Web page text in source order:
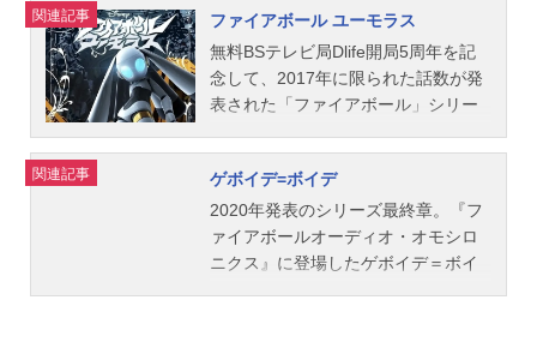
督：荒川航メカニカル・キャラクタ
ーデザイン：柳瀬敬之公開開始年＆
季節2008春アニメ(C)Dlife、(C)Disne
y『ファイアボール』公式Twitter
ァイアボールチャーミング放送形態T
Vアニメシリーズファイアボールスケ
ジュール2011年4月4日（月）～2011
年4月25日（月）TOKYOMXほか話数
雪ゲデヒトニス：大川透スタッフプ
ロデュース・脚本・監督：荒川航メ
カニカル・キャラクターデザイン：
柳瀬敬之公開開始年＆季節2011春ア
ニメ(C)Dlife、(C)Disney『ファイア
関連記事
ファイアボール ユーモラス
無料BSテレビ局Dlife開局5周年を記
念して、2017年に限られた話数が発
表された「ファイアボール」シリー
は三度ある。作品名ファイアボール
ユーモラス放送形態TVアニメシリー
ズファイアボールスケジュール2017
年10月6日（金）～2017年12月8日
（金）Dlifeほか話数全3話キャストド
関連記事
ゲボイデ=ボイデ
2020年発表のシリーズ最終章。『フ
ァイアボールオーディオ・オモシロ
ニクス』に登場したゲボイデ＝ボイ